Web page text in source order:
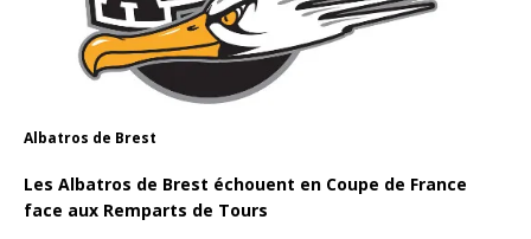
Albatros de Brest
Les Albatros de Brest échouent en Coupe de France
face aux Remparts de Tours